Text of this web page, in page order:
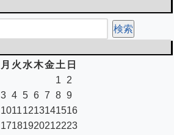
月 火 水木金 土 日
1
2
3 4 5 6 7 8 9
10111213141516
17181920212223